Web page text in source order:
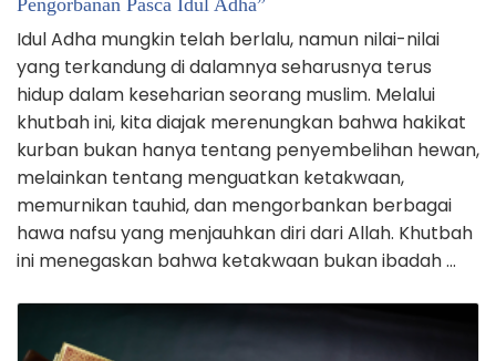
Pengorbanan Pasca Idul Adha”
Idul Adha mungkin telah berlalu, namun nilai-nilai
yang terkandung di dalamnya seharusnya terus
hidup dalam keseharian seorang muslim. Melalui
khutbah ini, kita diajak merenungkan bahwa hakikat
kurban bukan hanya tentang penyembelihan hewan,
melainkan tentang menguatkan ketakwaan,
memurnikan tauhid, dan mengorbankan berbagai
hawa nafsu yang menjauhkan diri dari Allah. Khutbah
ini menegaskan bahwa ketakwaan bukan ibadah …